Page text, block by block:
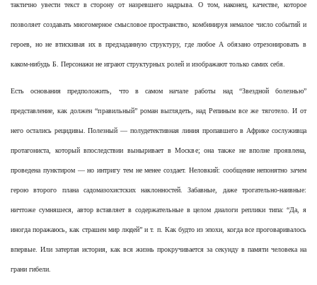
тактично увести текст в сторону от назревшего надрыва. О том, наконец, качестве, которое
позволяет создавать многомерное смысловое пространство, комбинируя немалое число событий и
героев, но не втискивая их в предзаданную структуру, где любое А обязано отрезонировать в
каком-нибудь Б. Персонажи не играют структурных ролей и изображают только самих себя.
Есть основания предположить, что в самом начале работы над “Звездной болезнью”
представление, как должен “правильный” роман выглядеть, над Репиным все же тяготело. И от
него остались рецидивы. Полезный — полудетективная линия пропавшего в Африке сослуживца
протагониста, который впоследствии выныривает в Москве; она также не вполне проявлена,
проведена пунктиром — но интригу тем не менее создает. Неловкий: сообщение непонятно зачем
герою второго плана садомазохистских наклонностей. Забавные, даже трогательно-наивные:
ничтоже сумняшеся, автор вставляет в содержательные в целом диалоги реплики типа: “Да, я
иногда поражаюсь, как страшен мир людей” и т. п. Как будто из эпохи, когда все проговаривалось
впервые. Или затертая история, как вся жизнь прокручивается за секунду в памяти человека на
грани гибели.